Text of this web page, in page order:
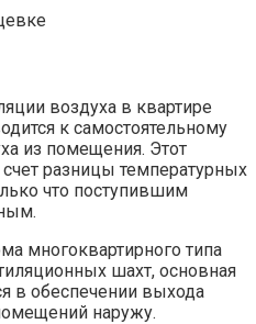
воздуха в квартире
к самостоятельному
из помещения. Этот
разницы температурных
что поступившим
многоквартирного типа
шахт, основная
в обеспечении выхода
наружу.